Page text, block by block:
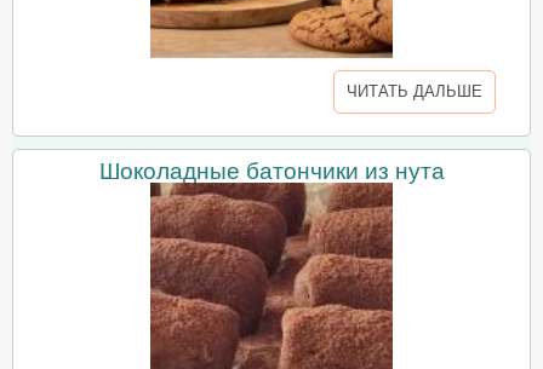
ЧИТАТЬ ДАЛЬШЕ
Шоколадные батончики из нута